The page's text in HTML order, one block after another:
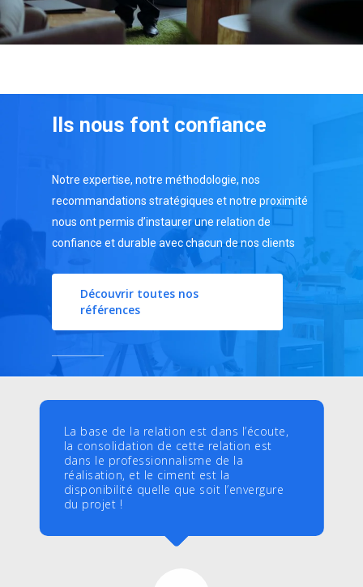
Ils nous font confiance
Notre expertise, notre méthodologie, nos
recommandations stratégiques et notre proximité
nous ont permis d’instaurer une relation de
confiance et durable avec chacun de nos clients
Découvrir toutes nos
références
La base de la relation est dans l’écoute,
la consolidation de cette relation est
dans le professionnalisme de la
réalisation, et le ciment est la
disponibilité quelle que soit l’envergure
du projet !